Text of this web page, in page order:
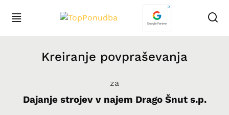
Kreiranje povpraševanja
za
Dajanje strojev v najem Drago Šnut s.p.